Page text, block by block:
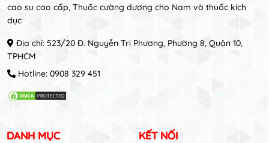
cao su cao cấp, Thuốc cường dương cho Nam và thuốc kích
dục
Địa chỉ: 523/20 Đ. Nguyễn Tri Phương, Phường 8, Quận 10,
TPHCM
Hotline: 0908 329 451
DANH MỤC KẾT NỐI